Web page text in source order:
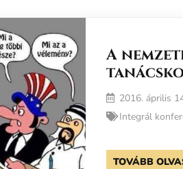
A
2016. április
Integrál
TOVÁBB